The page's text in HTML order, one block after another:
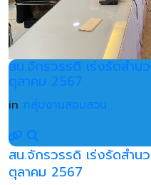
สน.จักรวรรดิ เร่งรัดสำน
ตุลาคม 2567
in กลุ่มงานสอบสวน
สน.จักรวรรดิ เร่งรัดสำน
ตุลาคม 2567